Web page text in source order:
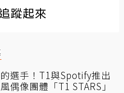
蹤起來
選手！T1與Spotify推出
偶像團體「T1 STARS」